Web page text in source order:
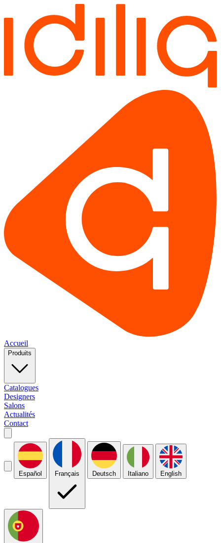
Accueil
Produits
Catalogues
Designers
Salons
Actualités
Contact
Español Français Deutsch Italiano English